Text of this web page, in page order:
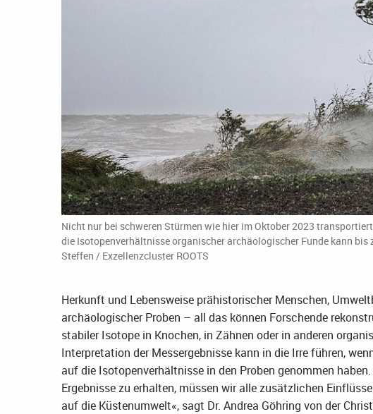
Nicht nur bei schweren Stürmen wie hier im Oktober 2023
die Isotopenverhältnisse organischer archäologischer Funde kann
Steffen / Exzellenzcluster ROOTS
Herkunft und Lebensweise prähistorischer Menschen,
archäologischer Proben – all das können Forschende
stabiler Isotope in Knochen, in Zähnen oder in anderen
Interpretation der Messergebnisse kann in die Irre führen,
auf die Isotopenverhältnisse in den Proben genommen
Ergebnisse zu erhalten, müssen wir alle zusätzlichen
auf die Küstenumwelt«, sagt Dr. Andrea Göhring von der